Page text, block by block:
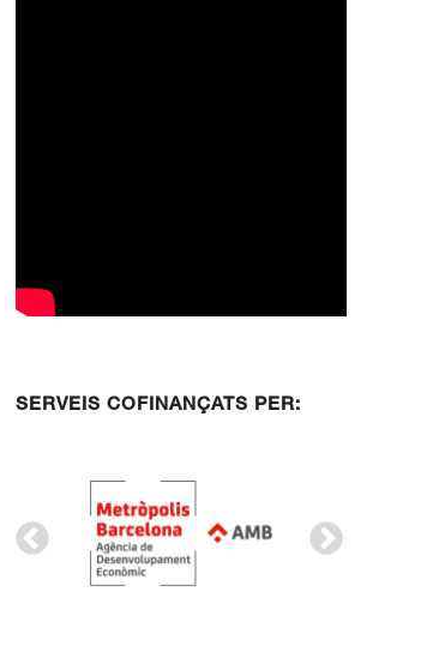
SERVEIS COFINANÇATS PER: